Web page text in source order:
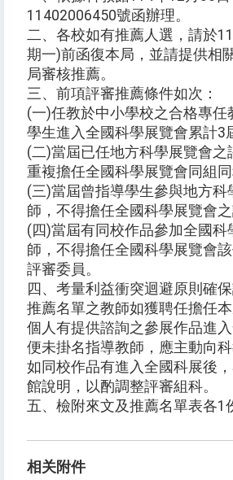
11402006450號函辦理。
二、各校如有推薦人選，請於
期一)前函復本局，並請提供相
局審核推薦。
三、前項評審推薦條件如次：
(一)任教於中小學校之合格專任
學生進入全國科學展覽會累計3
(二)當屆已任地方科學展覽會之
重複擔任全國科學展覽會同組同
(三)當屆曾指導學生參與地方科
師，不得擔任全國科學展覽會之
(四)當屆有同校作品參加全國科
師，不得擔任全國科學展覽會
評審委員。
四、考量利益衝突迴避原則確
推薦名單之教師如獲聘任擔任本
個人有提供諮詢之參展作品進
便未掛名指導教師，應主動向科
如同校作品有進入全國科展後
館說明，以酌調整評審組科。
五、檢附來文及推薦名單表各1
相关附件